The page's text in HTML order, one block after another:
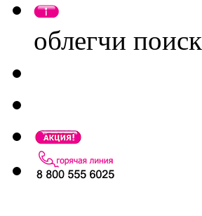
облегчи поиск